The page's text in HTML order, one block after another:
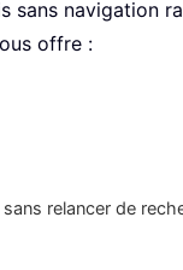
sans navigation
offre :
relancer de